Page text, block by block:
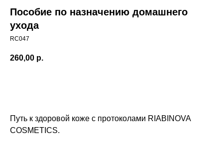
Пособие по назначению домашнего
ухода
RC047
260,00 р.
Путь к здоровой коже с протоколами RIABINOVA
COSMETICS.